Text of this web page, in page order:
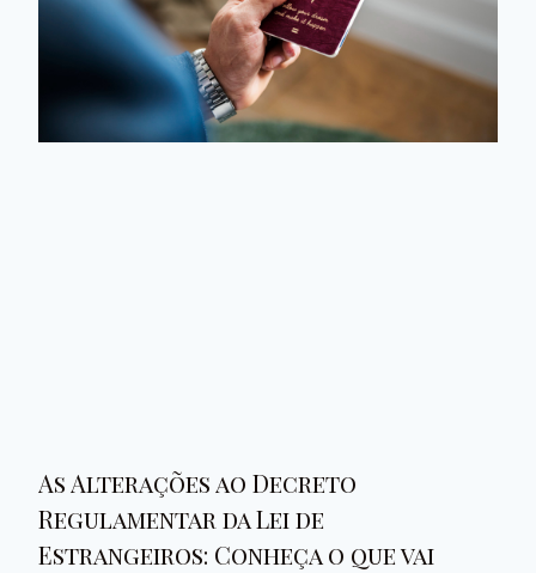
As Alterações ao Decreto
Regulamentar da Lei de
Estrangeiros: Conheça o que vai